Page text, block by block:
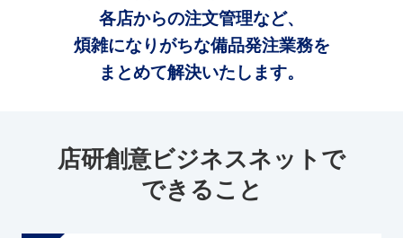
各店からの注文管理など、
煩雑になりがちな備品発注業務を
まとめて解決いたします。
店研創意ビジネスネットで
できること